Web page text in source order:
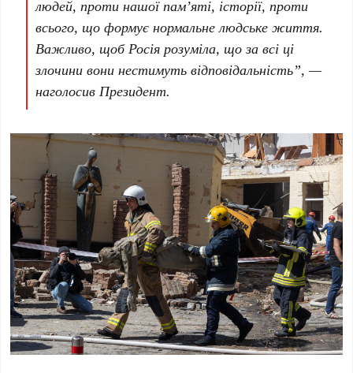
людей, проти нашої пам’яті, історії, проти
всього, що формує нормальне людське життя.
Важливо, щоб Росія розуміла, що за всі ці
злочини вони нестимуть відповідальність”, —
наголосив Президент.